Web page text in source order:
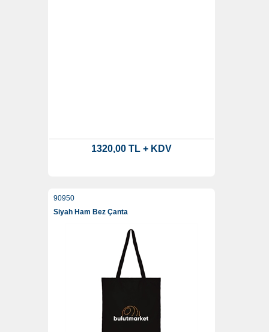
1320,00 TL + KDV
90950
Siyah Ham Bez Çanta